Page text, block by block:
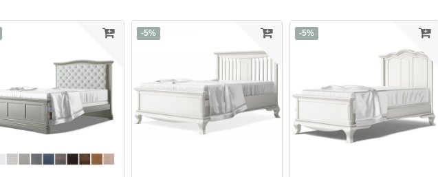
-5% -5%